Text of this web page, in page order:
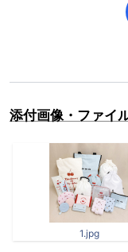
添付画像・ファイ
1.jpg